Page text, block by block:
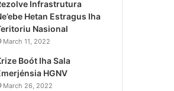
Infrastrutura
Hetan Estragus Iha
Nasional
March 11, 2022
Boót Iha Sala
HGNV
March 26, 2022